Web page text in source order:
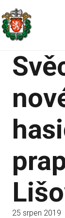
25 srpen 2019